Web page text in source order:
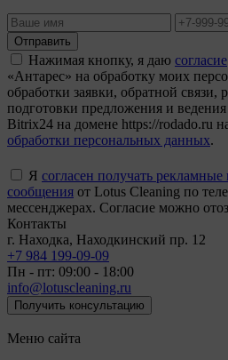
Отправить
Нажимая кнопку, я даю согласие
«Антарес» на обработку моих
обработки заявки, обратной связи,
подготовки предложения и
Bitrix24 на домене https://rodado.ru
обработки персональных данных.
Я согласен получать
сообщения от Lotus Cleaning по
мессенджерах. Согласие можно
Контакты
г. Находка, Находкинский пр. 12
+7 984 199-09-09
Пн - пт: 09:00 - 18:00
info@lotuscleaning.ru
Получить консультацию
Меню сайта